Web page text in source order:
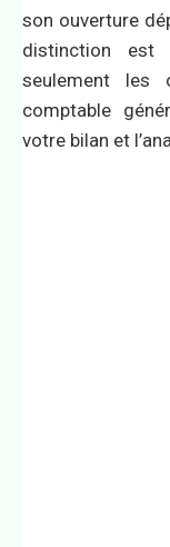
son ouverture
distinction est
seulement les
comptable
votre bilan et